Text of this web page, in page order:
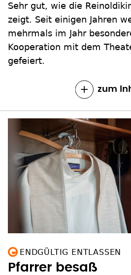
Sehr gut, wie die
zeigt. Seit einigen Jahren
mehrmals im Jahr
Kooperation mit dem
gefeiert.
zum
ENDGÜLTIG ENTLASSEN
Pfarrer besaß